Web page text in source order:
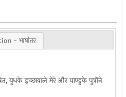
- भाषांतर
युधके इच्छावाले मेरे और पाण्डुके पुत्रोंने